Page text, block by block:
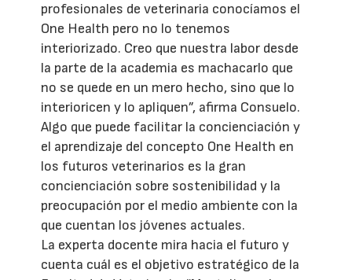
profesionales de veterinaria conocíamos el
One Health pero no lo tenemos
interiorizado. Creo que nuestra labor desde
la parte de la academia es machacarlo que
no se quede en un mero hecho, sino que lo
interioricen y lo apliquen”, afirma Consuelo.
Algo que puede facilitar la concienciación y
el aprendizaje del concepto One Health en
los futuros veterinarios es la gran
concienciación sobre sostenibilidad y la
preocupación por el medio ambiente con la
que cuentan los jóvenes actuales.
La experta docente mira hacia el futuro y
cuenta cuál es el objetivo estratégico de la